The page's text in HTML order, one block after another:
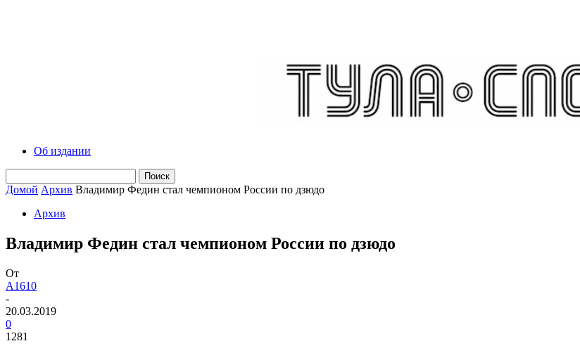
Об издании
Домой Архив Владимир Федин стал чемпионом России по дзюдо
Архив
Владимир Федин стал чемпионом России по дзюдо
От
A1610
-
20.03.2019
0
1281